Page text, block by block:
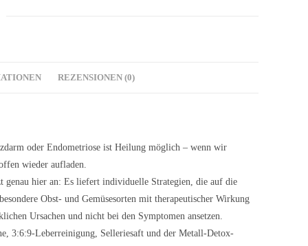
REZENSIONEN (0)
oder Endometriose ist Heilung möglich – wenn wir
wieder aufladen.
genau hier an: Es liefert individuelle Strategien, die auf die
Obst- und Gemüsesorten mit therapeutischer Wirkung
Ursachen und nicht bei den Symptomen ansetzen.
3:6:9-Leberreinigung, Selleriesaft und der Metall-Detox-